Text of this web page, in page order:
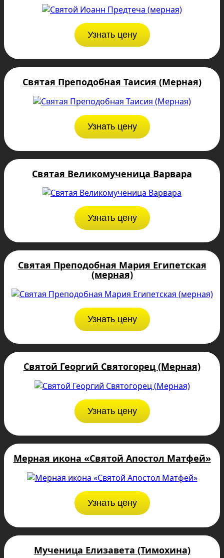
Узнать цену
Святая Преподобная Таисия (Мерная)
Узнать цену
Святая Великомученица Варвара
Узнать цену
Святая Преподобная Мария Египетская
(мерная)
Узнать цену
Святой Георгий Святогорец (Мерная)
Узнать цену
Мерная икона «Святой Апостол Матфей»
Узнать цену
Мученица Елизавета (Тимохина)